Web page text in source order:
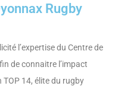
Rugby
l’expertise du Centre de
de connaitre l’impact
14, élite du rugby